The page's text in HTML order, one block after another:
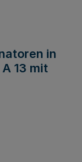
in
13 mit